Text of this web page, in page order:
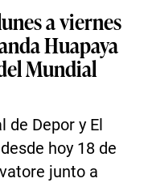
a viernes
Huapaya
Mundial
Depor y El
hoy 18 de
junto a